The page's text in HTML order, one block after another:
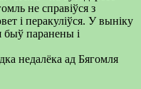
не справіўся з
і перакуліўся. У выніку
быў паранены і
недалёка ад Бягомля